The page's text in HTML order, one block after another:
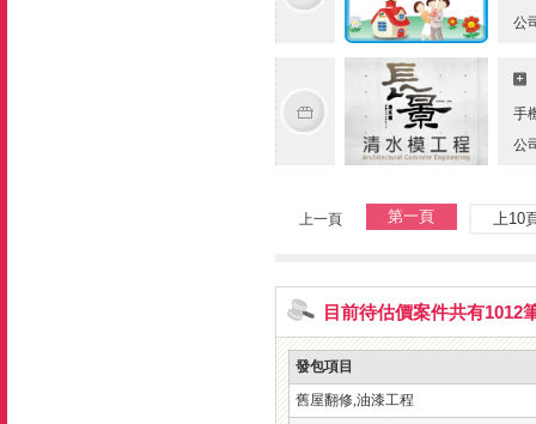
公
手
公
上一頁 第一頁 上10
目前待估價案件共有1012
發包項目
舊屋翻修,油漆工程